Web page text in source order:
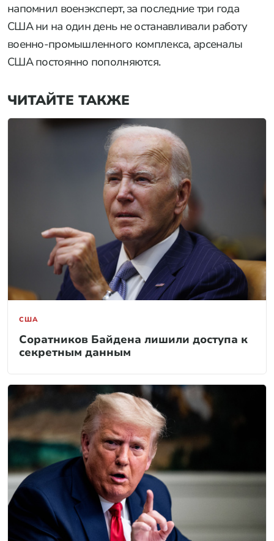
напомнил военэксперт, за последние три года
США ни на один день не останавливали работу
военно-промышленного комплекса, арсеналы
США постоянно пополняются.
ЧИТАЙТЕ ТАКЖЕ
США
Соратников Байдена лишили доступа к
секретным данным